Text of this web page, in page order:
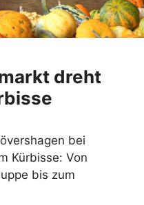
dreht
bei
Kürbisse: Von
bis zum